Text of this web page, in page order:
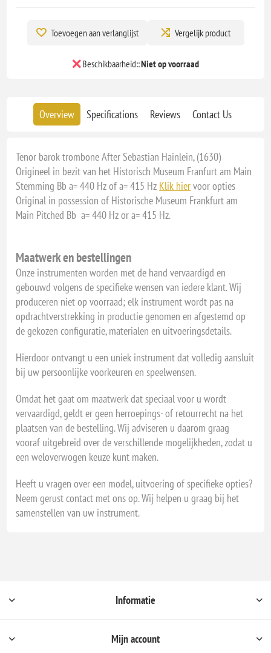
Toevoegen aan verlanglijst Vergelijk product
Beschikbaarheid::Niet op voorraad
Overview Specifications Reviews Contact Us
Tenor barok trombone After Sebastian Hainlein, (1630)
Origineel in bezit van het Historisch Museum Franfurt am Main
Stemming Bb a= 440 Hz of a= 415 Hz Klik hiervoor opties
Original in possession of Historische Museum Frankfurt am
Main Pitched Bb a= 440 Hz or a= 415 Hz.
Maatwerk en bestellingen
Onze instrumenten worden met de hand vervaardigd en
gebouwd volgens de specifieke wensen van iedere klant. Wij
produceren niet op voorraad; elk instrument wordt pas na
opdrachtverstrekking in productie genomen en afgestemd op
de gekozen configuratie, materialen en uitvoeringsdetails.
Hierdoor ontvangt u een uniek instrument dat volledig aansluit
bij uw persoonlijke voorkeuren en speelwensen.
Omdat het gaat om maatwerk dat speciaal voor u wordt
vervaardigd, geldt er geen herroepings- of retourrecht na het
plaatsen van de bestelling. Wij adviseren u daarom graag
vooraf uitgebreid over de verschillende mogelijkheden, zodat u
een weloverwogen keuze kunt maken.
Heeft u vragen over een model, uitvoering of specifieke opties?
Neem gerust contact met ons op. Wij helpen u graag bij het
samenstellen van uw instrument.
Informatie
Mijn account